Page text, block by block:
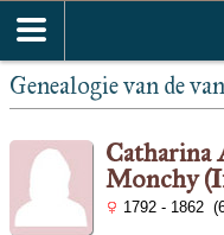
Genealogie van de
Catharina
Monchy
1792 - 1862